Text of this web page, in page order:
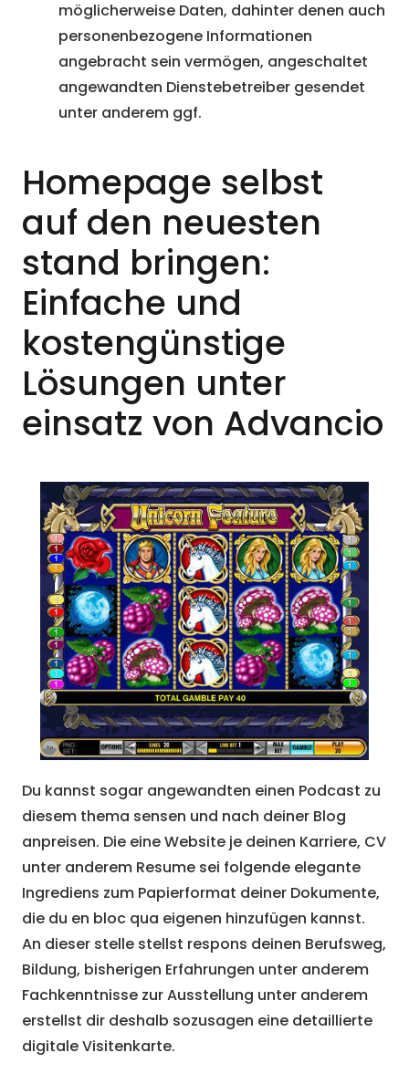
möglicherweise Daten, dahinter denen auch
personenbezogene Informationen
angebracht sein vermögen, angeschaltet
angewandten Dienstebetreiber gesendet
unter anderem ggf.
Homepage selbst
auf den neuesten
stand bringen:
Einfache und
kostengünstige
Lösungen unter
einsatz von Advancio
Du kannst sogar angewandten einen Podcast zu
diesem thema sensen und nach deiner Blog
anpreisen. Die eine Website je deinen Karriere, CV
unter anderem Resume sei folgende elegante
Ingrediens zum Papierformat deiner Dokumente,
die du en bloc qua eigenen hinzufügen kannst.
An dieser stelle stellst respons deinen Berufsweg,
Bildung, bisherigen Erfahrungen unter anderem
Fachkenntnisse zur Ausstellung unter anderem
erstellst dir deshalb sozusagen eine detaillierte
digitale Visitenkarte.